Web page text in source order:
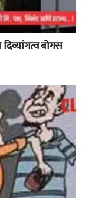
बोगस